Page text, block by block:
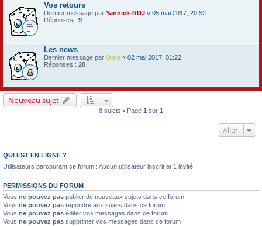
Vos retours
Dernier message par Yannick-RDJ « 05 mai 2017, 20:52
Réponses : 9
Les news
Dernier message par Ome « 02 mai 2017, 01:22
Réponses : 20
Nouveau sujet
8 sujets • Page 1 sur 1
Aller
QUI EST EN LIGNE ?
Utilisateurs parcourant ce forum : Aucun utilisateur inscrit et 1 invité
PERMISSIONS DU FORUM
Vous ne pouvez pas publier de nouveaux sujets dans ce forum
Vous ne pouvez pas répondre aux sujets dans ce forum
Vous ne pouvez pas éditer vos messages dans ce forum
Vous ne pouvez pas supprimer vos messages dans ce forum